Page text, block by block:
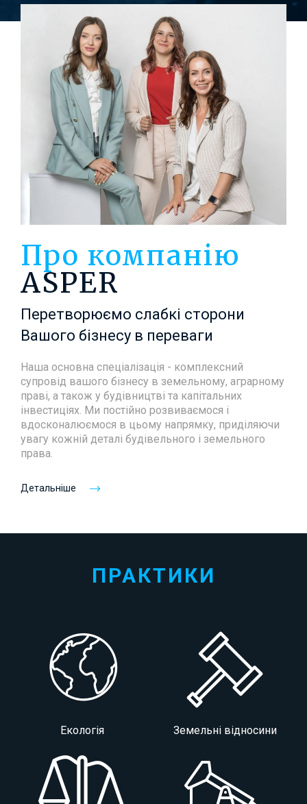
Про компанію
ASPER
Перетворюємо слабкі сторони
Вашого бізнесу в переваги
Наша основна спеціалізація - комплексний
супровід вашого бізнесу в земельному, аграрному
праві, а також у будівництві та капітальних
інвестиціях. Ми постійно розвиваємося і
вдосконалюємося в цьому напрямку, приділяючи
увагу кожній деталі будівельного і земельного
права.
Детальніше
ПРАКТИКИ
Екологія Земельні відносини